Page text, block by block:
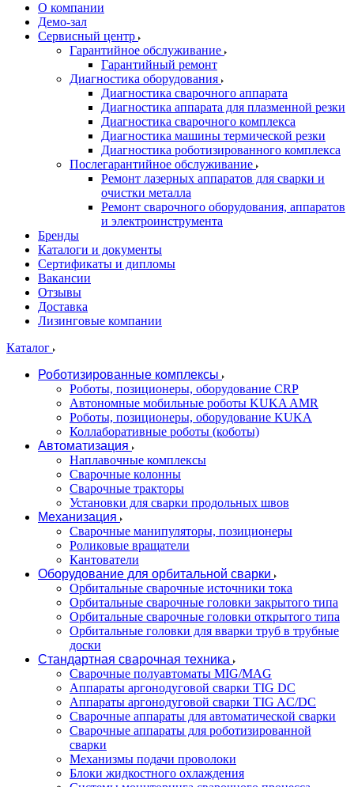
О компании
Демо-зал
Сервисный центр
Гарантийное обслуживание
Гарантийный ремонт
Диагностика оборудования
Диагностика сварочного аппарата
Диагностика аппарата для плазменной резки
Диагностика сварочного комплекса
Диагностика машины термической резки
Диагностика роботизированного комплекса
Послегарантийное обслуживание
Ремонт лазерных аппаратов для сварки и
очистки металла
Ремонт сварочного оборудования, аппаратов
и электроинструмента
Бренды
Каталоги и документы
Сертификаты и дипломы
Вакансии
Отзывы
Доставка
Лизинговые компании
Каталог
Роботизированные комплексы
Роботы, позиционеры, оборудование CRP
Автономные мобильные роботы KUKA AMR
Роботы, позиционеры, оборудование KUKA
Коллаборативные роботы (коботы)
Автоматизация
Наплавочные комплексы
Сварочные колонны
Сварочные тракторы
Установки для сварки продольных швов
Механизация
Сварочные манипуляторы, позиционеры
Роликовые вращатели
Кантователи
Оборудование для орбитальной сварки
Орбитальные сварочные источники тока
Орбитальные сварочные головки закрытого типа
Орбитальные сварочные головки открытого типа
Орбитальные головки для вварки труб в трубные
доски
Стандартная сварочная техника
Сварочные полуавтоматы MIG/MAG
Аппараты аргонодуговой сварки TIG DC
Аппараты аргонодуговой сварки TIG AC/DC
Сварочные аппараты для автоматической сварки
Сварочные аппараты для роботизированной
сварки
Механизмы подачи проволоки
Блоки жидкостного охлаждения